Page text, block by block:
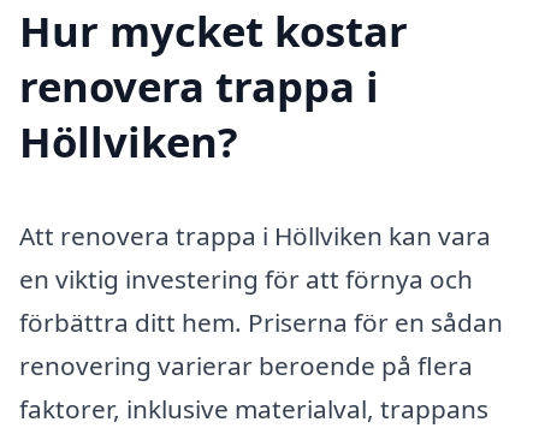
Hur mycket kostar
renovera trappa i
Höllviken?
Att renovera trappa i Höllviken kan vara
en viktig investering för att förnya och
förbättra ditt hem. Priserna för en sådan
renovering varierar beroende på flera
faktorer, inklusive materialval, trappans